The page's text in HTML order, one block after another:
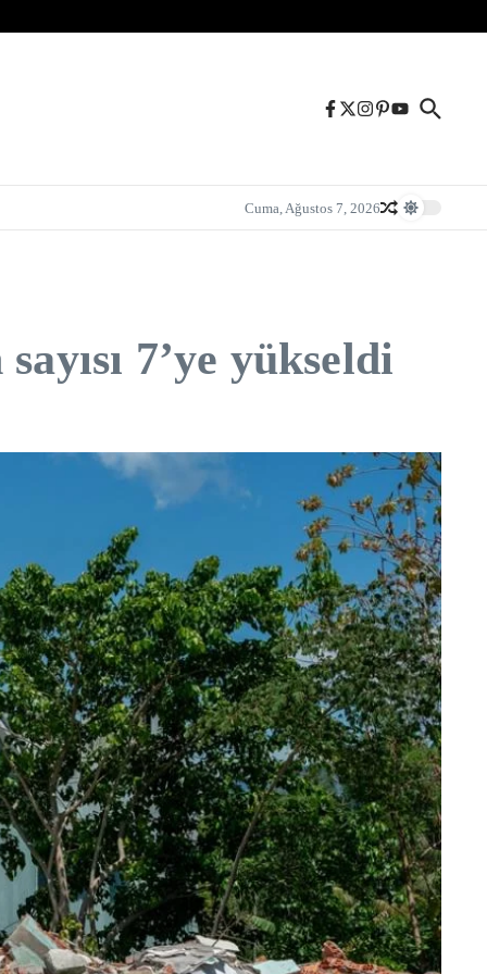
Cuma, Ağustos 7, 2026
7’ye yükseldi